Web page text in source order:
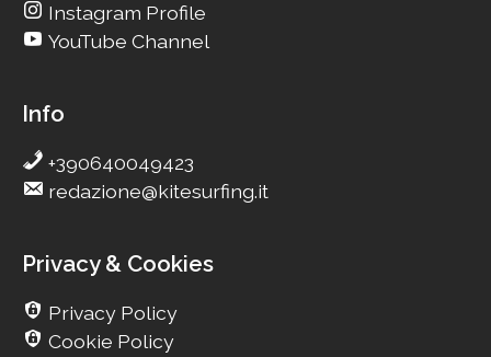
Instagram Profile
YouTube Channel
Info
+390640049423
redazione@kitesurfing.it
Privacy & Cookies
Privacy Policy
Cookie Policy